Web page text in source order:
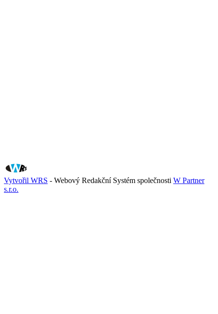
Vytvořil WRS - Webový Redakční Systém společnosti W Partner
s.r.o.